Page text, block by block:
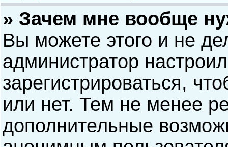
» Зачем мне вообще
Вы можете этого и не
администратор
зарегистрироваться,
или нет. Тем не менее
дополнительные